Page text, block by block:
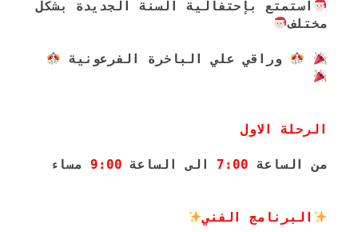
استمتع بإحتفالية السنة الجديدة بشكل
مختلف
وراقي علي الباخرة الفرعونية ‎
الرحلة الاول
من الساعة 7:00 الى الساعة 9:00 مساء
البرنامج الفني